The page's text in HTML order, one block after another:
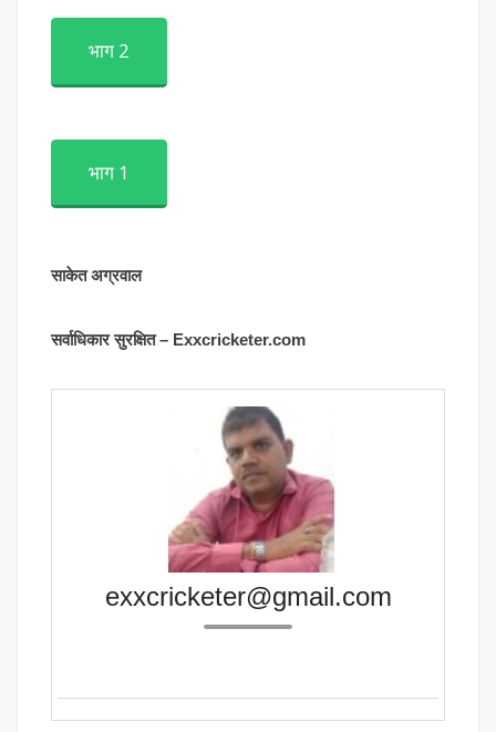
भाग 2
भाग 1
साकेत अग्रवाल
सर्वाधिकार सुरक्षित – Exxcricketer.com
exxcricketer@gmail.com